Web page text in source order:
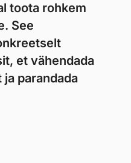
toota rohkem
See
et vähendada
parandada